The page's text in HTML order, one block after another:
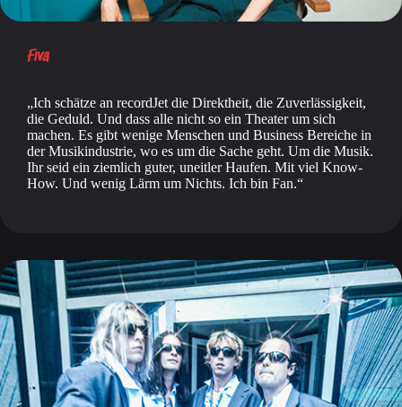
Fiva
Ich schätze an recordJet die Direktheit, die Zuverlässigkeit,
die Geduld. Und dass alle nicht so ein Theater um sich
machen. Es gibt wenige Menschen und Business Bereiche in
der Musikindustrie, wo es um die Sache geht. Um die Musik.
Ihr seid ein ziemlich guter, uneitler Haufen. Mit viel Know-
How. Und wenig Lärm um Nichts. Ich bin Fan.